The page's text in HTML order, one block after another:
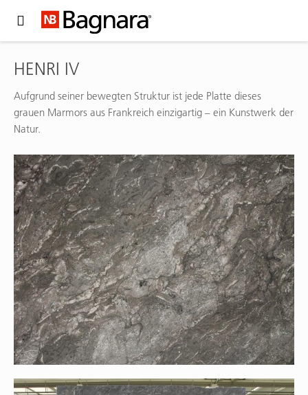
HENRI IV
Aufgrund seiner bewegten Struktur ist jede Platte dieses
grauen Marmors aus Frankreich einzigartig – ein Kunstwerk der
Natur.